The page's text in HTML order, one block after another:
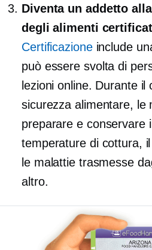
Diventa un addetto
degli alimenti
Certificazioneinclude
può essere svolta di
lezioni online. Durante
sicurezza alimentare, le
preparare e conservare
temperature di cottura,
le malattie trasmesse
altro.